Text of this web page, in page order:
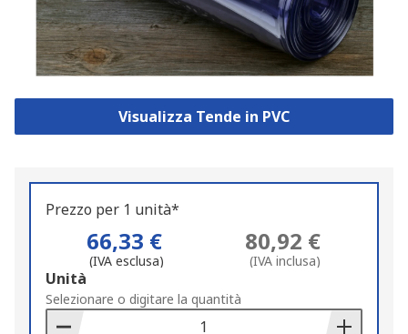
Visualizza Tende in PVC
Prezzo per 1 unità*
66,33 €
(IVA esclusa)
80,92 €
(IVA inclusa)
Add
to
Basket
Unità
Selezionare o digitare la quantità